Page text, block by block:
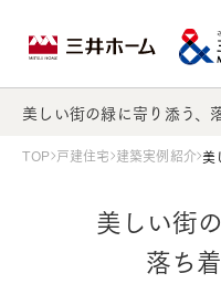
美しい街の緑に寄り添う、
TOP 戸建住宅 建築実例紹介 美
美しい街
落ち